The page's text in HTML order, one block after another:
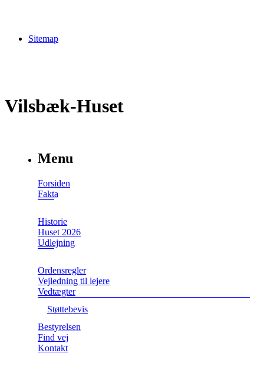
Sitemap
Vilsbæk-Huset
Menu
Forsiden
Fakta
Historie
Huset 2026
Udlejning
Ordensregler
Vejledning til lejere
Vedtægter
Støttebevis
Bestyrelsen
Find vej
Kontakt